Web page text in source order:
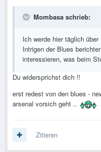
Mombasa schrieb:
Ich werde hier täglich
Intrigen der Blues
interessieren, was beim
Du widersprichst dich !!
erst redest von den blues -
arsenal vorsich geht ..
Zitieren